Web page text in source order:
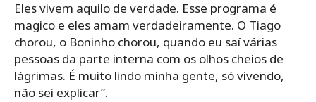
Eles vivem aquilo de verdade. Esse programa é
magico e eles amam verdadeiramente. O Tiago
chorou, o Boninho chorou, quando eu saí várias
pessoas da parte interna com os olhos cheios de
lágrimas. É muito lindo minha gente, só vivendo,
não sei explicar”.